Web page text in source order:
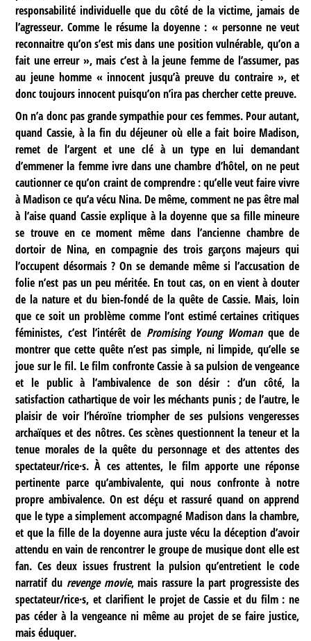
responsabilité individuelle que du côté de la victime, jamais de
l’agresseur. Comme le résume la doyenne : « personne ne veut
reconnaitre qu’on s’est mis dans une position vulnérable, qu’on a
fait une erreur », mais c’est à la jeune femme de l’assumer, pas
au jeune homme « innocent jusqu’à preuve du contraire », et
donc toujours innocent puisqu’on n’ira pas chercher cette preuve.
On n’a donc pas grande sympathie pour ces femmes. Pour autant,
quand Cassie, à la fin du déjeuner où elle a fait boire Madison,
remet de l’argent et une clé à un type en lui demandant
d’emmener la femme ivre dans une chambre d’hôtel, on ne peut
cautionner ce qu’on craint de comprendre : qu’elle veut faire vivre
à Madison ce qu’a vécu Nina. De même, comment ne pas être mal
à l’aise quand Cassie explique à la doyenne que sa fille mineure
se trouve en ce moment même dans l’ancienne chambre de
dortoir de Nina, en compagnie des trois garçons majeurs qui
l’occupent désormais ? On se demande même si l’accusation de
folie n’est pas un peu méritée. En tout cas, on en vient à douter
de la nature et du bien-fondé de la quête de Cassie. Mais, loin
que ce soit un problème comme l’ont estimé certaines critiques
féministes, c’est l’intérêt de Promising Young Womanque de
montrer que cette quête n’est pas simple, ni limpide, qu’elle se
joue sur le fil. Le film confronte Cassie à sa pulsion de vengeance
et le public à l’ambivalence de son désir : d’un côté, la
satisfaction cathartique de voir les méchants punis ; de l’autre, le
plaisir de voir l’héroïne triompher de ses pulsions vengeresses
archaïques et des nôtres. Ces scènes questionnent la teneur et la
tenue morales de la quête du personnage et des attentes des
spectateur/rice·s. À ces attentes, le film apporte une réponse
pertinente parce qu’ambivalente, qui nous confronte à notre
propre ambivalence. On est déçu et rassuré quand on apprend
que le type a simplement accompagné Madison dans la chambre,
et que la fille de la doyenne aura juste vécu la déception d’avoir
attendu en vain de rencontrer le groupe de musique dont elle est
fan. Ces deux issues frustrent la pulsion qu’entretient le code
narratif du revenge movie, mais rassure la part progressiste des
spectateur/rice·s, et clarifient le projet de Cassie et du film : ne
pas céder à la vengeance ni même au projet de se faire justice,
mais éduquer.